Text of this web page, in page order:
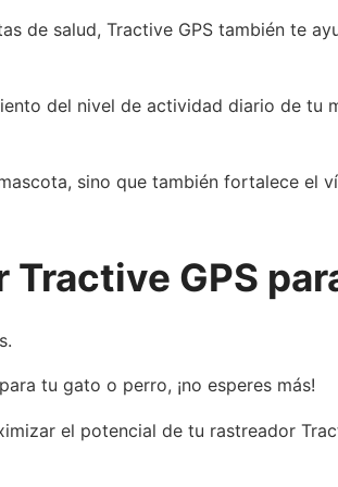
de salud, Tractive GPS también te
del nivel de actividad diario de
sino que también fortalece el
GPS
tu gato o perro, ¡no esperes más!
el potencial de tu rastreador